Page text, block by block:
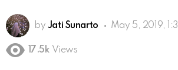
by Jati Sunarto May 5, 2019,
17.5k Views